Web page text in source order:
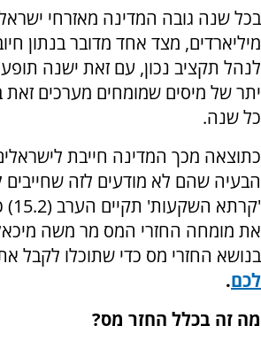
בכל שנה גובה המדינה מאזרחי
מיליארדים, מצד אחד מדובר בנתון
לנהל תקציב נכון, עם זאת ישנה
יתר של מיסים שמומחים מערכים
כל שנה.
כתוצאה מכך המדינה חייבת
הבעיה שהם לא מודעים לזה
את מומחה החזרי המס מר משה
בנושא החזרי מס כדי שתוכלו לקבל
לכם.
מה זה בכלל החזר מס?